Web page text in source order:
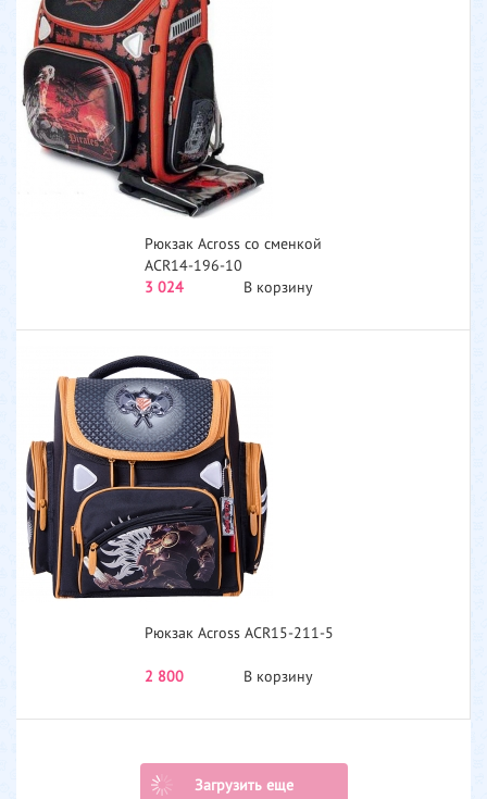
Рюкзак Across со сменкой
ACR14-196-10
3 024
В корзину
Рюкзак Across ACR15-211-5
2 800 В корзину
Загрузить еще